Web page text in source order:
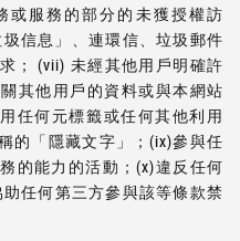
或服務的部分的未獲授權訪
信息」、連環信、垃圾郵件
； (vii) 未經其他用戶明確許
其他用戶的資料或與本網站
任何元標籤或任何其他利用
的「隱藏文字」；(ix)參與任
的能力的活動；(x)違反任何
任何第三方參與該等條款禁